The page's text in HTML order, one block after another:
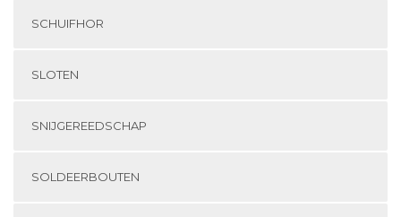
SCHUIFHOR
SLOTEN
SNIJGEREEDSCHAP
SOLDEERBOUTEN